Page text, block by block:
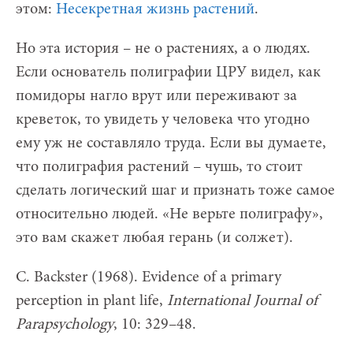
этом: Несекретная жизнь растений.
Но эта история – не о растениях, а о людях.
Если основатель полиграфии ЦРУ видел, как
помидоры нагло врут или переживают за
креветок, то увидеть у человека что угодно
ему уж не составляло труда. Если вы думаете,
что полиграфия растений – чушь, то стоит
сделать логический шаг и признать тоже самое
относительно людей. «Не верьте полиграфу»,
это вам скажет любая герань (и солжет).
C. Backster (1968). Evidence of a primary
perception in plant life, International Journal of
Parapsychology, 10: 329–48.